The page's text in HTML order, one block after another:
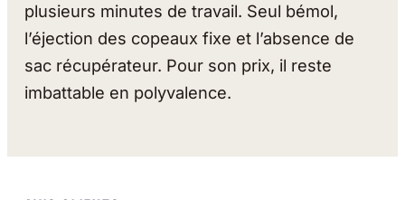
plusieurs minutes de travail. Seul bémol,
l’éjection des copeaux fixe et l’absence de
sac récupérateur. Pour son prix, il reste
imbattable en polyvalence.